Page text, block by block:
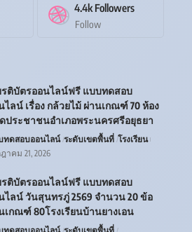
4.4k Followers
Follow
รติบัตรออนไลน์ฟรี แบบทดสอบ
ไลน์ เรื่อง กล้วยไม้ ผ่านเกณฑ์ 70 ห้อง
ประชาชนอำเภอพระนครศรีอยุธยา
ทดสอบออนไลน์ ระดับเขตพื้นที่ โรงเรียน
าคม 21, 2026
รติบัตรออนไลน์ฟรี แบบทดสอบ
ไลน์ วันสุนทรภู่ 2569 จำนวน 20 ข้อ
เกณฑ์ 80โรงเรียนบ้านยางเอน
ทดสอบออนไลน์ ระดับเขตพื้นที่